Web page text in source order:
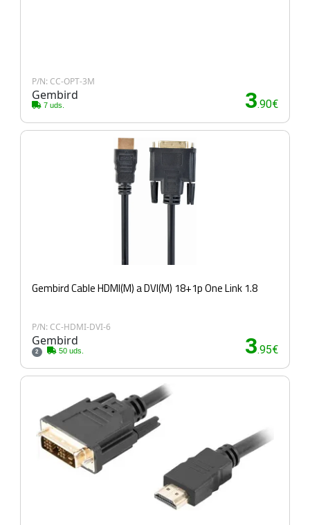
P/N: CC-OPT-3M
Gembird
7 uds. 3.90€
Gembird Cable HDMI(M) a DVI(M) 18+1p One Link 1.8
P/N: CC-HDMI-DVI-6
Gembird
2 50 uds. 3.95€